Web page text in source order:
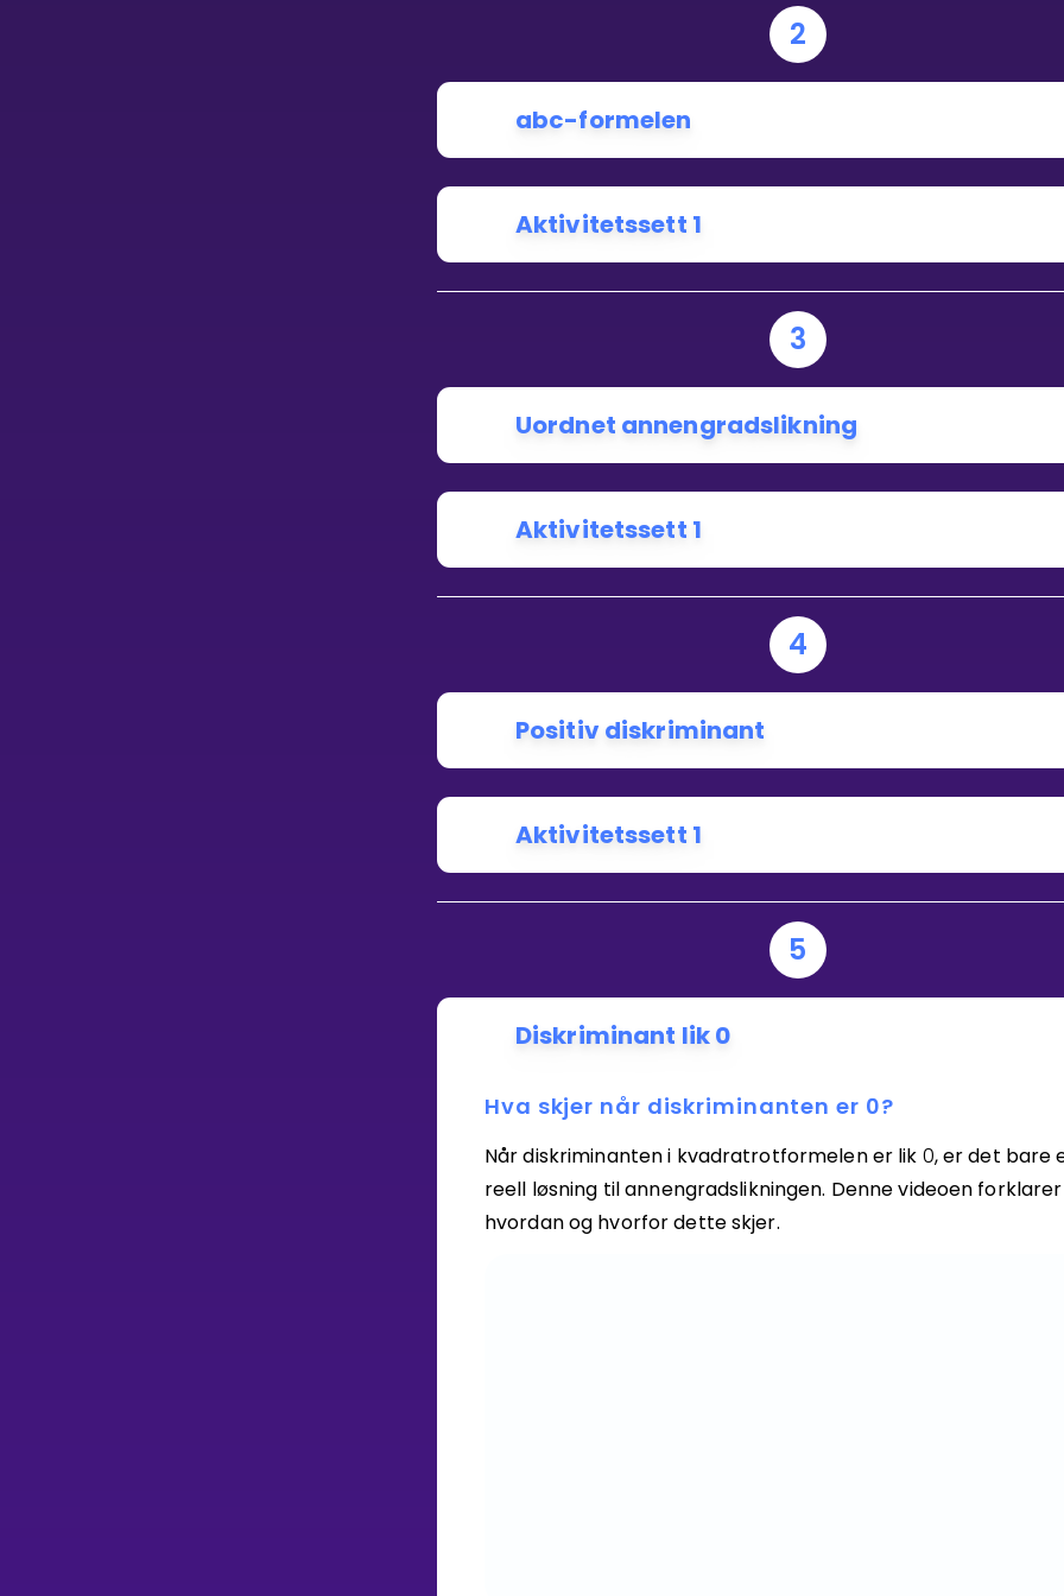
Bestill privatundervisning
2
abc-formelen
Aktivitetssett 1
3
Uordnet annengradslikning
Aktivitetssett 1
4
Positiv diskriminant
Aktivitetssett 1
5
Diskriminant lik 0
Hva skjer når diskriminanten er 0?
Når diskriminanten i kvadratrotformelen er lik 0, er det bare
reell løsning til annengradslikningen. Denne videoen forklarer
hvordan og hvorfor dette skjer.